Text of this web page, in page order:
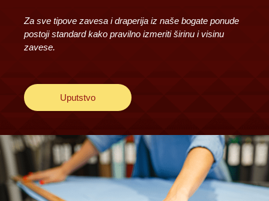
Za sve tipove zavesa i draperija iz naše bogate ponude
postoji standard kako pravilno izmeriti širinu i visinu
zavese.
Uputstvo